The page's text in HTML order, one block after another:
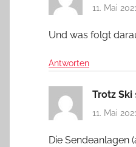
11. Mai
Und was folgt
Antworten
Trotz Ski
11. Mai
Die Sendeanlagen